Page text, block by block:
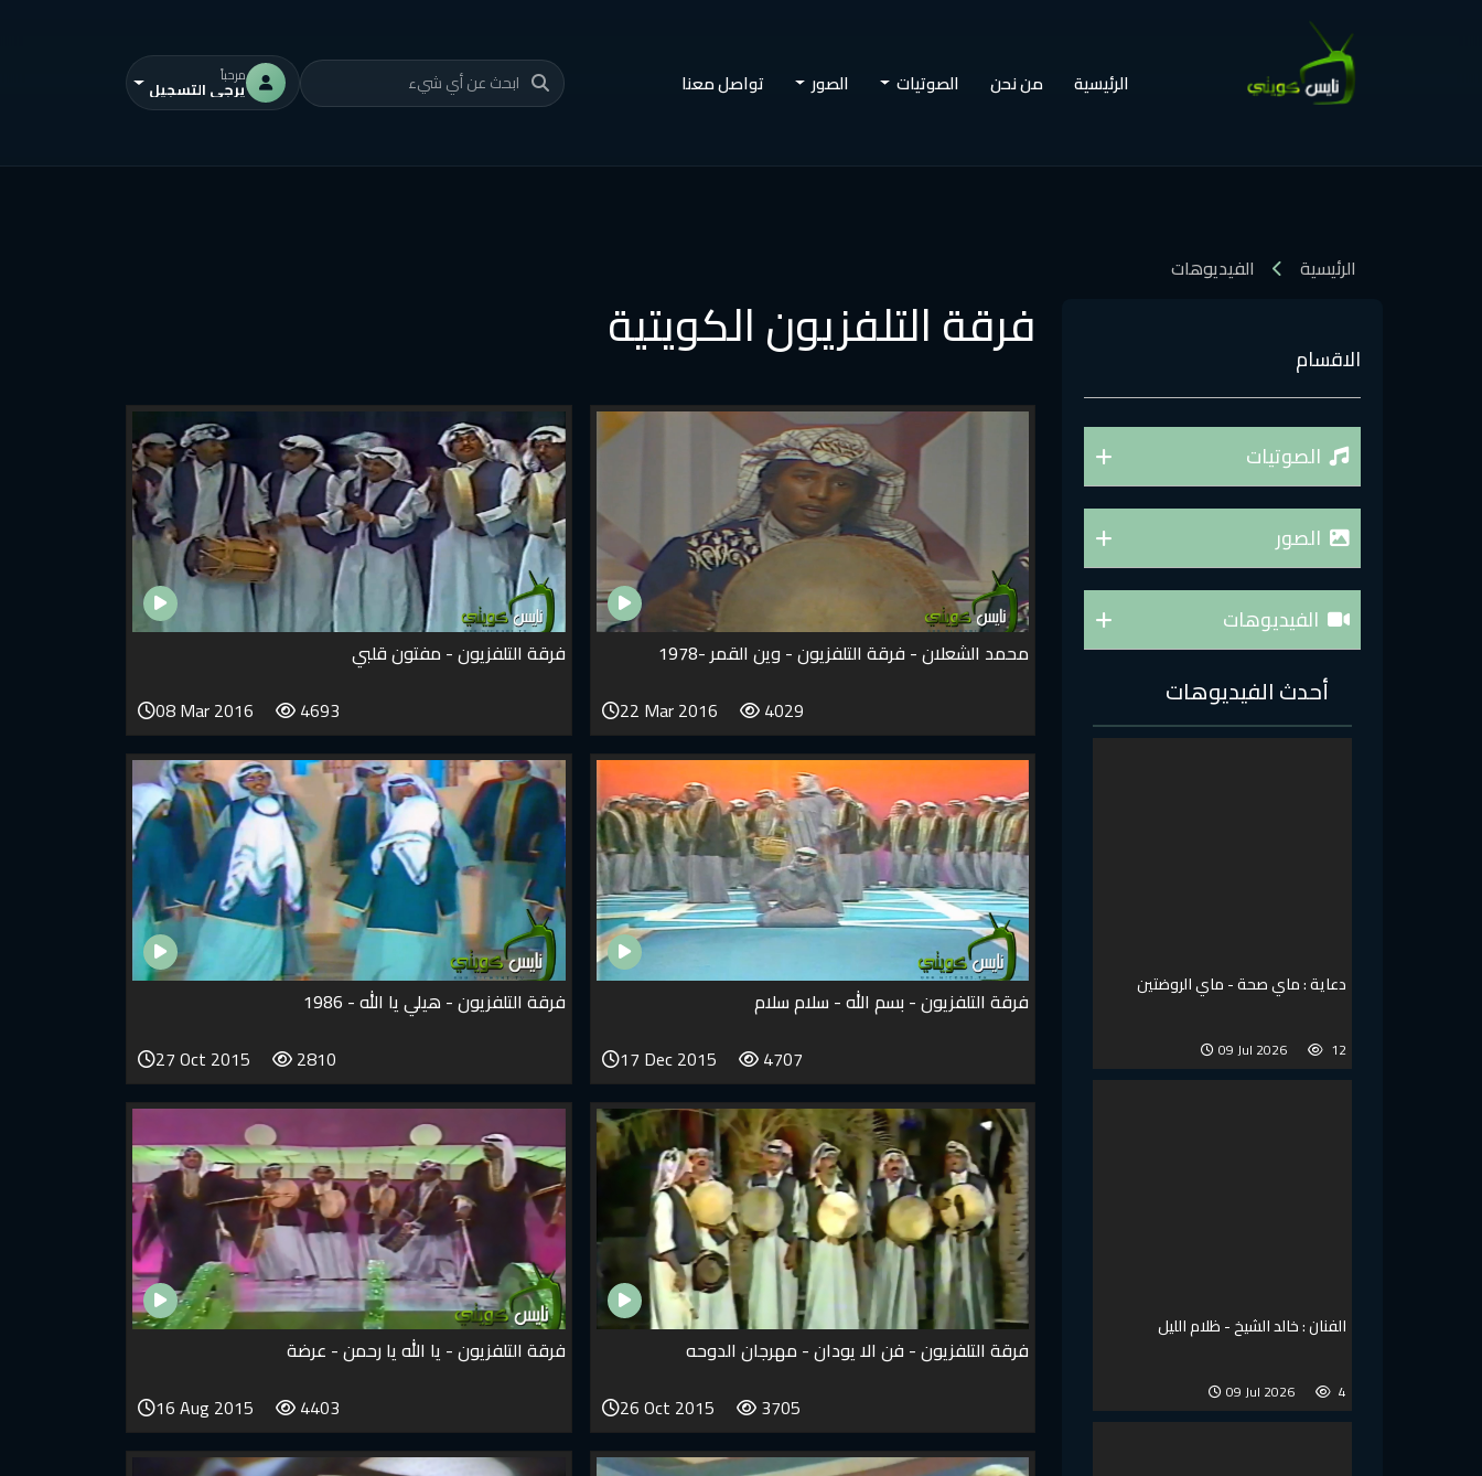
الرئيسية من نحن الصوتيات الصور تواصل معنا مرحباً
يرجى التسجيل
الرئيسية الفيديوهات
الاقسام
الصوتيات
الصور
الفيديوهات
أحدث الفيديوهات
دعاية : ماي صحة - ماي الروضتين
12
09 Jul 2026
الفنان : خالد الشيخ - ظلام الليل
4
09 Jul 2026
فرقة التلفزيون الكويتية
محمد الشعلان - فرقة التلفزيون - وين القمر -1978
4029
22 Mar 2016
فرقة التلفزيون - مفتون قلبي
4693
08 Mar 2016
فرقة التلفزيون - بسم الله - سلام سلام
4707
17 Dec 2015
فرقة التلفزيون - هيلي يا الله - 1986
2810
27 Oct 2015
فرقة التلفزيون - فن الا يودان - مهرجان الدوحه
3705
26 Oct 2015
فرقة التلفزيون - يا الله يا رحمن - عرضة
4403
16 Aug 2015